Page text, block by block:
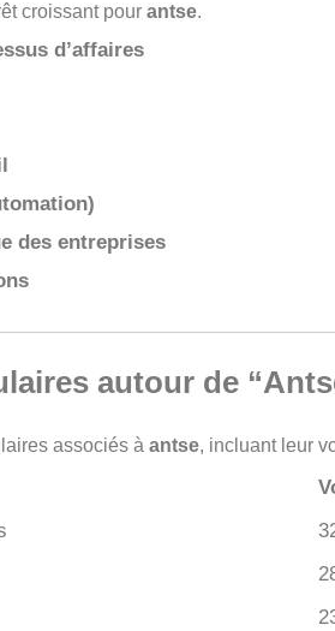
croissant pour antse.
d’affaires
des entreprises
autour de
associés à antse, incluant leur